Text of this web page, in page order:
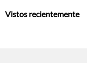
Vistos recientemente